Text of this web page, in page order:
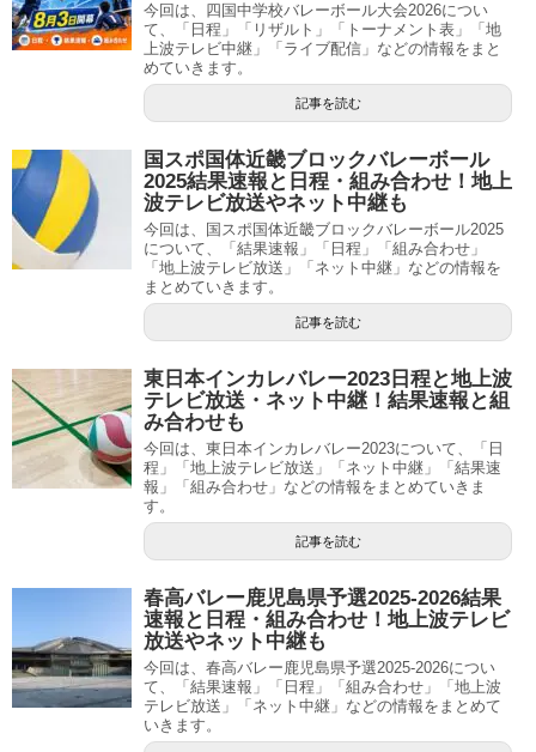
今回は、四国中学校バレーボール大会2026につい
て、「日程」「リザルト」「トーナメント表」「地
上波テレビ中継」「ライブ配信」などの情報をまと
めていきます。
記事を読む
国スポ国体近畿ブロックバレーボール
2025結果速報と日程・組み合わせ！地上
波テレビ放送やネット中継も
今回は、国スポ国体近畿ブロックバレーボール2025
について、「結果速報」「日程」「組み合わせ」
「地上波テレビ放送」「ネット中継」などの情報を
まとめていきます。
記事を読む
東日本インカレバレー2023日程と地上波
テレビ放送・ネット中継！結果速報と組
み合わせも
今回は、東日本インカレバレー2023について、「日
程」「地上波テレビ放送」「ネット中継」「結果速
報」「組み合わせ」などの情報をまとめていきま
す。
記事を読む
春高バレー鹿児島県予選2025-2026結果
速報と日程・組み合わせ！地上波テレビ
放送やネット中継も
今回は、春高バレー鹿児島県予選2025-2026につい
て、「結果速報」「日程」「組み合わせ」「地上波
テレビ放送」「ネット中継」などの情報をまとめて
いきます。